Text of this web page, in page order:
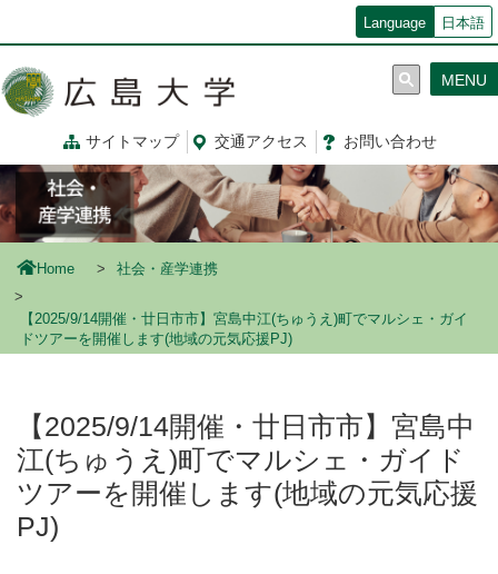
コ
ン
ツ
に
移
動
Language 日本語
サイトマップ 交通アクセス お問い合わせ
MENU
Home 社会・産学連携
【2025/9/14開催・廿日市市】宮島中江(ちゅうえ)町でマルシェ・ガイ
ドツアーを開催します(地域の元気応援PJ)
【2025/9/14開催・廿日市市】宮島中
江(ちゅうえ)町でマルシェ・ガイド
ツアーを開催します(地域の元気応援
PJ)